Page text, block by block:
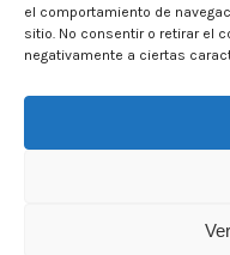
el comportamiento de
sitio. No consentir o retirar el
negativamente a ciertas
Beneficiario del
por la Unión